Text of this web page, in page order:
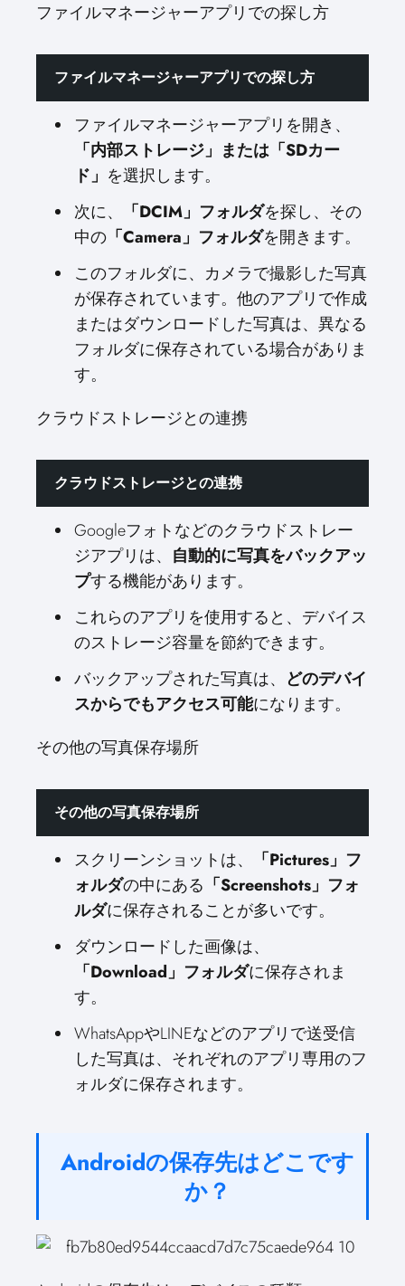
ファイルマネージャーアプリでの探し方
ファイルマネージャーアプリでの探し方
ファイルマネージャーアプリを開き、
「内部ストレージ」または「SDカー
ド」 を選択します。
次に、
「DCIM」フォルダを探し、その
中の 「Camera」フォルダを開きます。
このフォルダに、カメラで撮影した写真
が保存されています。他のアプリで作成
またはダウンロードした写真は、異なる
フォルダに保存されている場合がありま
す。
クラウドストレージとの連携
クラウドストレージとの連携
Googleフォトなどのクラウドストレー
ジアプリは、 自動的に写真をバックアッ
プする機能があります。
これらのアプリを使用すると、デバイス
のストレージ容量を節約できます。
バックアップされた写真は、 どのデバイ
スからでもアクセス可能になります。
その他の写真保存場所
その他の写真保存場所
スクリーンショットは、
「Pictures」フ
ォルダの中にある 「Screenshots」フォ
ルダに保存されることが多いです。
ダウンロードした画像は、
「Download」フォルダに保存されま
す。
WhatsAppやLINEなどのアプリで送受信
した写真は、それぞれのアプリ専用のフ
ォルダに保存されます。
Androidの保存先はどこです
か？